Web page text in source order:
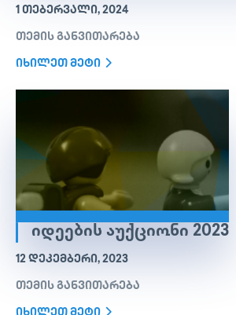
1 ᲗᲔᲑᲔᲠᲕᲐᲚᲘ, 2024
თემის განვითარება
იხილეთ მეტი
ᲘᲓᲔᲔᲑᲘᲡ ᲐᲣᲥᲪᲘᲝᲜᲘ 2023
12 ᲓᲔᲙᲔᲛᲑᲔᲠᲘ, 2023
თემის განვითარება